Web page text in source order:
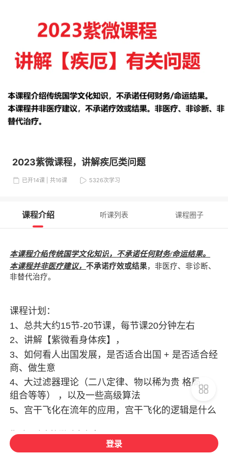
2023紫微课程，讲解疾厄类问题
已开14课 | 共16课 5326次学习
课程介绍 听课列表 课程圈子
本课程介绍传统国学文化知识， 不承诺任何财务/命运结果。
本课程并非医疗建议，不承诺疗效或结果，非医疗、非诊断、
非替代治疗。
课程计划：
1、总共大约15节-20节课，每节课20分钟左右
2、讲解【紫微看身体疾】，
3、如何看人出国发展，是否适合出国 + 是否适合经
商、做生意
4、大过滤器理论（二八定律、物以稀为贵 格局、
组合等等） ，以及一些高级算法
5、宫干飞化在流年的应用，宫干飞化的逻辑是什么
售后：请直接联系令东来
登录